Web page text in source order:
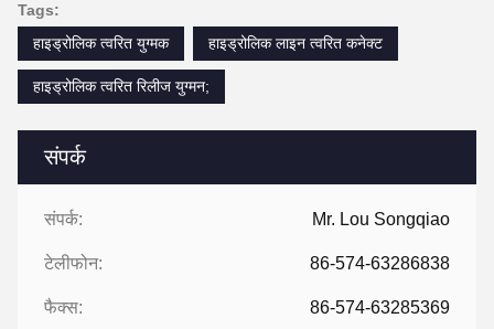
संपर्क
संपर्क: Mr. Lou Songqiao
टेलीफोन: 86-574-63286838
फैक्स: 86-574-63285369
Tags:
हाइड्रोलिक त्वरित युग्मक
हाइड्रोलिक लाइन त्वरित कनेक्ट
हाइड्रोलिक त्वरित रिलीज युग्मन;